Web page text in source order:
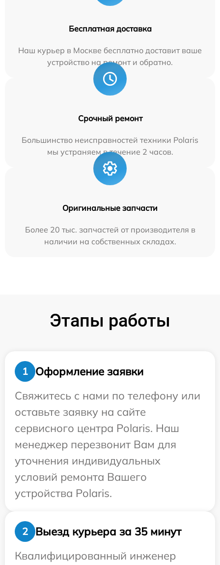
Бесплатная доставка
Наш курьер в Москве бесплатно доставит ваше
устройство на ремонт и обратно.
Срочный ремонт
Большинство неисправностей техники Polaris
мы устраняем в течение 2 часов.
Оригинальные запчасти
Более 20 тыс. запчастей от производителя в
наличии на собственных складах.
Этапы работы
1
Оформление заявки
Свяжитесь с нами по телефону или
оставьте заявку на сайте
сервисного центра Polaris. Наш
менеджер перезвонит Вам для
уточнения индивидуальных
условий ремонта Вашего
устройства Polaris.
2
Выезд курьера за 35 минут
Квалифицированный инженер